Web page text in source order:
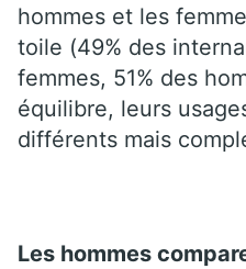
hommes et les
toile (49% des
femmes, 51% des
équilibre, leurs
différents mais
Les hommes